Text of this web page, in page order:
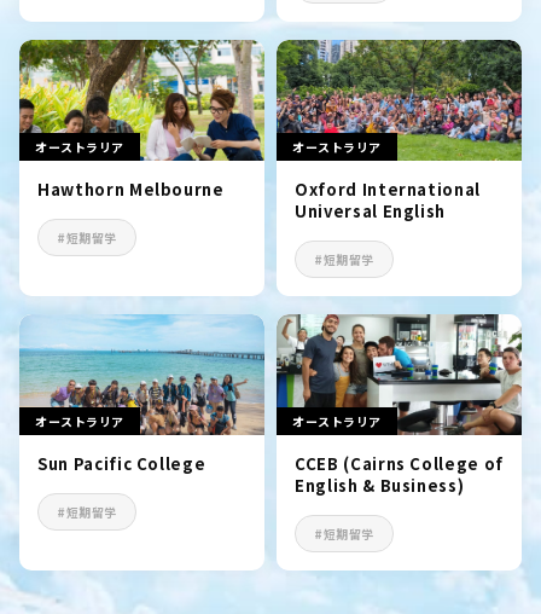
オーストラリア
Hawthorn Melbourne
#短期留学
オーストラリア
Oxford International
Universal English
#短期留学
オーストラリア
Sun Pacific College
#短期留学
オーストラリア
CCEB (Cairns College of
English & Business)
#短期留学